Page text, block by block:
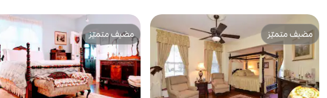
مضيف متميّز
مضيف متميّز
مضيف متميّز
مضيف متميّز